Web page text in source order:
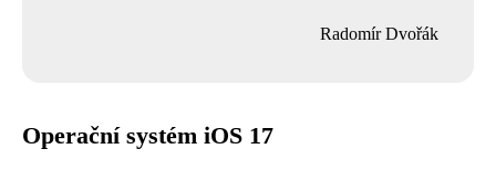
Radomír Dvořák
Operační systém iOS 17